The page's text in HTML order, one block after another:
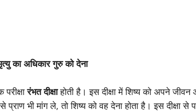
का अधिकार गुरु को देना
रंभत दीक्षाहोती है। इस दीक्षा में शिष्य को अपने
प्राण भी मांग ले, तो शिष्य को वह देना होता है। इस दीक्षा